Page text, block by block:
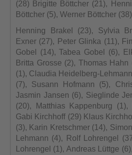
(28) Brigitte Böttcher (21),
Böttcher (5), Werner Böttcher
Henning Brakel (23), Sylvia
Exner (27), Peter Glinka (11),
Gobel (14), Tabea Gobel (6),
Britta Grosse (2), Thomas
(1), Claudia Heidelberg-
(7), Susann Hofmann (5),
Jasmin Jansen (6), Sieglinde
(20), Matthias Kappenburg (1),
Gabi Kirchhoff (29) Klaus
(3), Karin Kretschmer (14),
Lehmann (4), Rolf Lohrengel
Lohrengel (1), Andreas Lüttge